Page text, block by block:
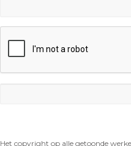
Het copyright op alle getoonde